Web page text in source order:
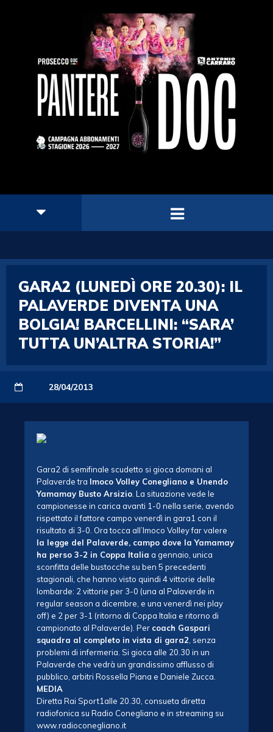
GARA2 (LUNEDÌ ORE 20.30): IL
PALAVERDE DIVENTA UNA
BOLGIA! BARCELLINI: “SARA’
TUTTA UN’ALTRA STORIA!”
28/04/2013
Gara2 di semifinale scudetto si gioca domani al
Palaverde tra Imoco Volley Conegliano e Unendo
Yamamay Busto Arsizio . La situazione vede le
campionesse in carica avanti 1-0 nella serie, avendo
rispettato il fattore campo venerdì in gara1 con il
risultato di 3-0. Ora tocca all’Imoco Volley far valere
la legge del Palaverde, campo dove la Yamamay
ha perso 3-2 in Coppa Italia a gennaio, unica
sconfitta delle bustocche su ben 5 precedenti
stagionali, che hanno visto quindi 4 vittorie delle
lombarde: 2 vittorie per 3-0 (una al Palaverde in
regular season a dicembre, e una venerdì nei play
off) e 2 per 3-1 (ritorno di Coppa Italia e ritorno di
campionato al Palaverde). Per coach Gaspari
squadra al completo in vista di gara2 , senza
problemi di infermeria. Si gioca alle 20.30 in un
Palaverde che vedrà un grandissimo afflusso di
pubblico, arbitri Rossella Piana e Daniele Zucca.
MEDIA
Diretta Rai Sport1alle 20.30, consueta diretta
radiofonica su Radio Conegliano e in streaming su
www.radioconegliano.it